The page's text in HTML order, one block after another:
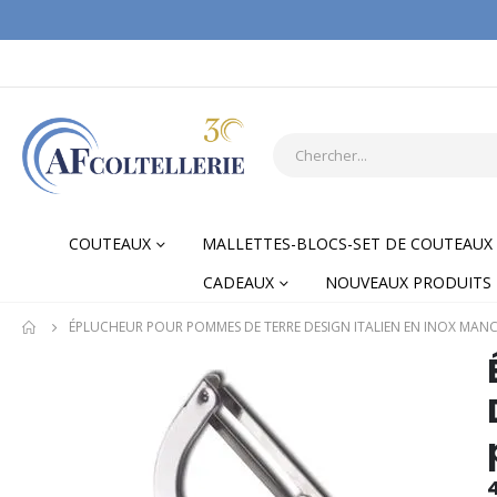
COUTEAUX MALLETTES-BLOCS-SET DE COUTEAUX
CADEAUX
NOUVEAUX PRODUITS
ÉPLUCHEUR POUR POMMES DE TERRE DESIGN ITALIEN EN INOX
Skip